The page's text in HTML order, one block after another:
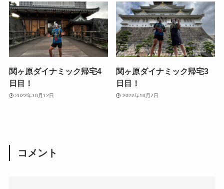
関ヶ原ダイナミック帰宅4
日目！
2022年10月12日
関ヶ原ダイナミック帰宅3
日目！
2022年10月7日
コメント